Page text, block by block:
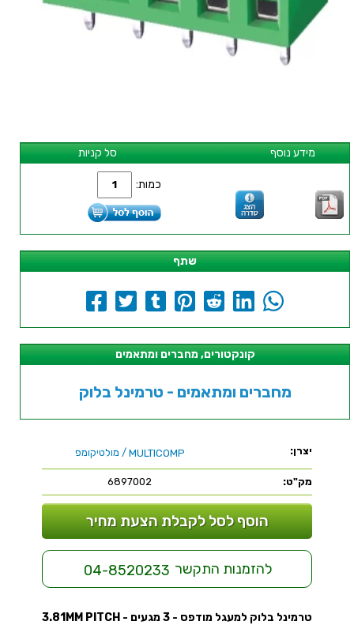
סל קניות מידע נוסף
כמות:
שתף
קונקטורים, מחברים ומתאמים
מחברים ומתאמים - טרמינל בלוק
יצרן: MULTICOMP / מולטיקומפ
מק"ט: 6897002
הוסף לסל לקבלת הצעת מחיר
להזמנות התקשר 04-8520233
טרמינל בלוק למעגל מודפס - 3 מגעים - 3.81MM PITCH